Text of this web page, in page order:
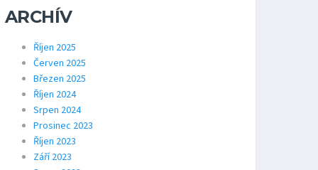
ARCHÍV
Říjen 2025
Červen 2025
Březen 2025
Říjen 2024
Srpen 2024
Prosinec 2023
Říjen 2023
Září 2023